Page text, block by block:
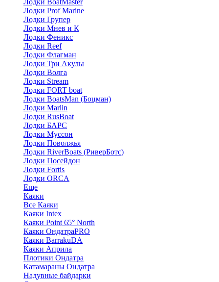
Лодки BoatMaster
Лодки Prof Marine
Лодки Групер
Лодки Мнев и К
Лодки Феникс
Лодки Reef
Лодки Флагман
Лодки Три Акулы
Лодки Волга
Лодки Stream
Лодки FORT boat
Лодки BoatsMan (Боцман)
Лодки Marlin
Лодки RusBoat
Лодки БАРС
Лодки Муссон
Лодки Поволжья
Лодки RiverBoats (РиверБотс)
Лодки Посейдон
Лодки Fortis
Лодки ORCA
Еще
Каяки
Все Каяки
Каяки Intex
Каяки Point 65° North
Каяки ОндатраPRO
Каяки BarrakuDA
Каяки Априла
Плотики Ондатра
Катамараны Ондатра
Надувные байдарки